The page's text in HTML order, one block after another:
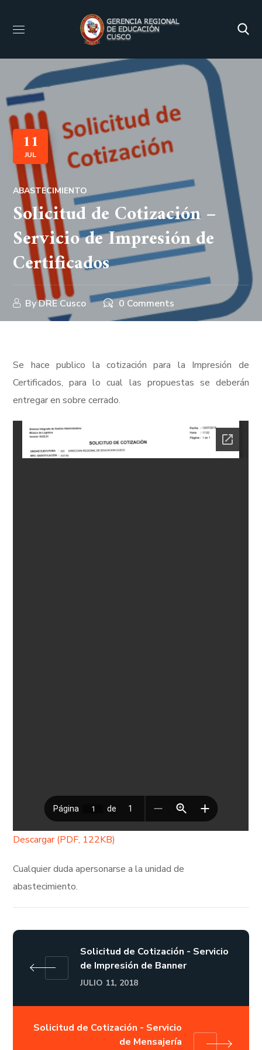
11
JUL
ABASTECIMIENTO
Solicitud de Cotización –
Servicio de Impresión de
Certificados
ByDRE Cusco 0 Comments
Se hace publico la cotización para la Impresión de
Certificados, para lo cual las propuestas se deberán
entregar en sobre cerrado.
Descargar (PDF, 122KB)
Cualquier duda apersonarse a la unidad de
abastecimiento.
Solicitud de Cotización - Servicio
de Impresión de Banner
JULIO 11, 2018
Solicitud de Cotización - Servicio
de Mensajería